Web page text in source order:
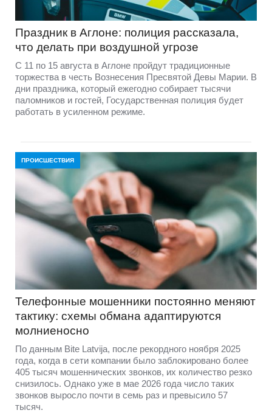
Праздник в Аглоне: полиция рассказала,
что делать при воздушной угрозе
С 11 по 15 августа в Аглоне пройдут традиционные
торжества в честь Вознесения Пресвятой Девы Марии. В
дни праздника, который ежегодно собирает тысячи
паломников и гостей, Государственная полиция будет
работать в усиленном режиме.
ПРОИСШЕСТВИЯ
Телефонные мошенники постоянно меняют
тактику: схемы обмана адаптируются
молниеносно
По данным Bite Latvija, после рекордного ноября 2025
года, когда в сети компании было заблокировано более
405 тысяч мошеннических звонков, их количество резко
снизилось. Однако уже в мае 2026 года число таких
звонков выросло почти в семь раз и превысило 57
тысяч.